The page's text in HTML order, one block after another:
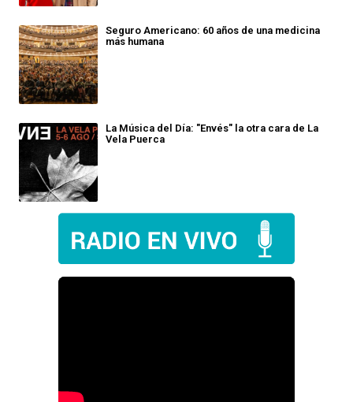
Seguro Americano: 60 años de una medicina
más humana
La Música del Día: "Envés" la otra cara de La
Vela Puerca